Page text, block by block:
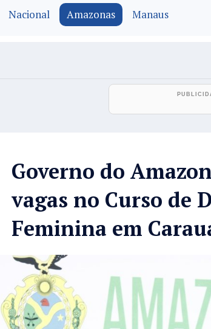
Nacional Amazonas Manaus
Governo do
vagas no Curso de
Feminina em